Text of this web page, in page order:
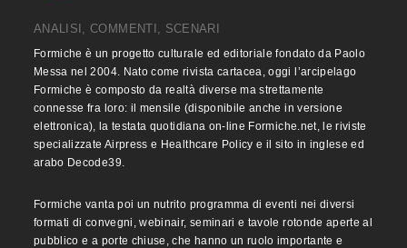
ANALISI, COMMENTI, SCENARI
Formiche è un progetto culturale ed editoriale fondato da Paolo
Messa nel 2004. Nato come rivista cartacea, oggi l’arcipelago
Formiche è composto da realtà diverse ma strettamente
connesse fra loro: il mensile (disponibile anche in versione
elettronica), la testata quotidiana on-line Formiche.net, le riviste
specializzate Airpress e Healthcare Policy e il sito in inglese ed
arabo Decode39.
Formiche vanta poi un nutrito programma di eventi nei diversi
formati di convegni, webinair, seminari e tavole rotonde aperte al
pubblico e a porte chiuse, che hanno un ruolo importante e